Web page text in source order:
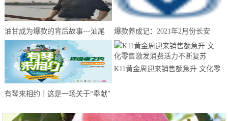
油甘成为爆款的背后故事---汕尾
南果农业带你来揭晓
爆款养成记：2021年2月份长安
CS75夺得中国SUV销量冠军
有琴来相约｜这是一场关于“奉献”
K11黄金周迎来销售额急升 文化零